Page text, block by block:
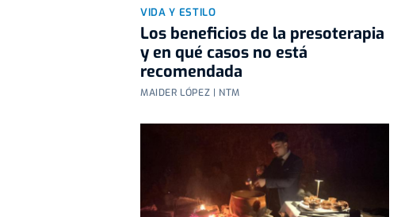
VIDA Y ESTILO
Los beneficios de la presoterapia
y en qué casos no está
recomendada
MAIDER LÓPEZ | NTM